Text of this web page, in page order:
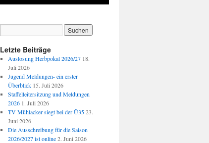
Letzte Beiträge
Auslosung Herbpokal 2026/27 18.
Juli 2026
Jugend Meldungen- ein erster
Überblick 15. Juli 2026
Staffelleitersitzung und Meldungen
2026 1. Juli 2026
TV Mühlacker siegt bei der Ü35 23.
Juni 2026
Die Ausschreibung für die Saison
2026/2027 ist online 2. Juni 2026